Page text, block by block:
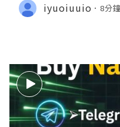
iyuoiuuio 8分